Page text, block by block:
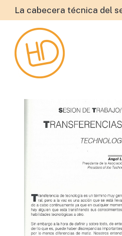
La cabecera técnica del